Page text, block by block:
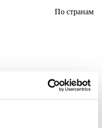
По странам